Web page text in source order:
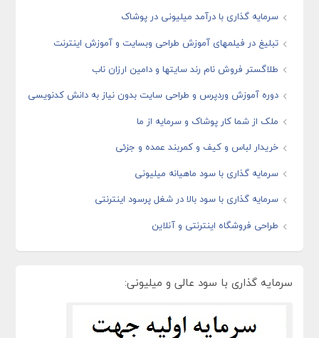
سرمایه گذاری با درآمد میلیونی در پوشاک
تبلیغ در فیلمهای آموزش طراحی وبسایت و آموزش اینترنت
طلاگستر فروش نام رند سایتها و دامین ارزان ناب
دوره آموزش وردپرس و طراحی سایت بدون نیاز به دانش کدنویسی
ملک از شما کار پوشاک و سرمایه از ما
خریدار لباس و کیف و کمربند عمده و جزئی
سرمایه گذاری با سود ماهیانه میلیونی
سرمایه گذاری با سود بالا در شغل پرسود اینترنتی
طراحی فروشگاه اینترنتی و آنلاین
سرمایه گذاری با سود عالی و میلیونی: